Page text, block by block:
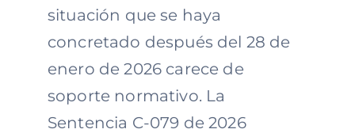
situación que se haya
concretado después del 28 de
enero de 2026 carece de
soporte normativo. La
Sentencia C-079 de 2026